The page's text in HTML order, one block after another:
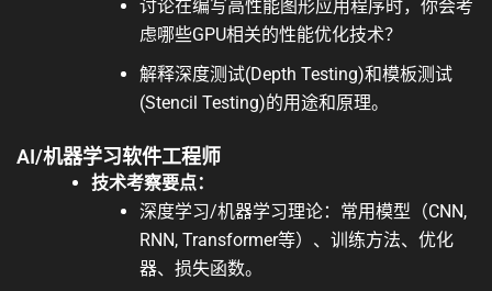
讨论在编写高性能图形应用程序时，你会考
虑哪些GPU相关的性能优化技术？
解释深度测试(Depth Testing)和模板测试
(Stencil Testing)的用途和原理。
AI/机器学习软件工程师
技术考察要点：
深度学习/机器学习理论：常用模型（CNN,
RNN, Transformer等）、训练方法、优化
器、损失函数。